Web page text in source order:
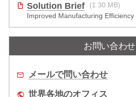
Solution Brief
(1.30 MB)
お問い合わせ
メールで問い合わせ
世界各地のオフィス